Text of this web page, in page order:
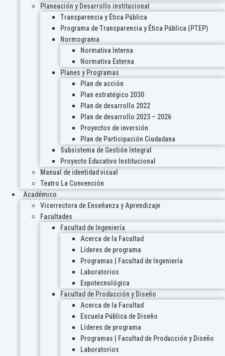
Planeación y Desarrollo institucional
Transparencia y Ética Pública
Programa de Transparencia y Ética Pública (PTEP)
Normograma
Normativa Interna
Normativa Externa
Planes y Programas
Plan de acción
Plan estratégico 2030
Plan de desarrollo 2022
Plan de desarrollo 2023 – 2026
Proyectos de inversión
Plan de Participación Ciudadana
Subsistema de Gestión Integral
Proyecto Educativo Institucional
Manual de identidad visual
Teatro La Convención
Académico
Vicerrectora de Enseñanza y Aprendizaje
Facultades
Facultad de Ingeniería
Acerca de la Facultad
Líderes de programa
Programas | Facultad de Ingeniería
Laboratorios
Expotecnológica
Facultad de Producción y Diseño
Acerca de la Facultad
Escuela Pública de Diseño
Líderes de programa
Programas | Facultad de Producción y Diseño
Laboratorios